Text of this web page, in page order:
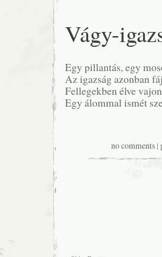
Vágy-
Egy pillantás, egy
Az igazság azonban
Fellegekben élve
Egy álommal ismét
no comments|